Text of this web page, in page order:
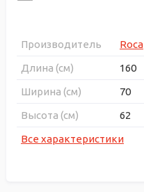
Производитель
Roca
Длина (см)
160
Ширина (см)
70
Высота (см)
62
Все характеристики